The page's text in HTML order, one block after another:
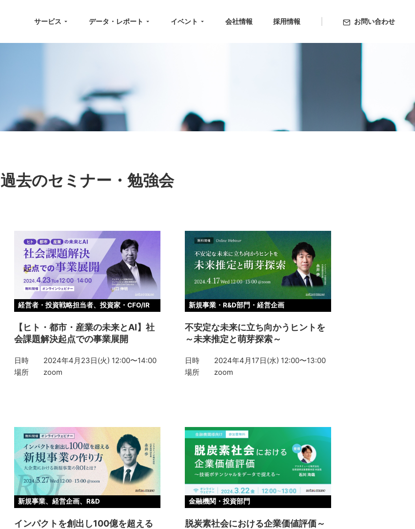
サービス データ・レポート イベント 会社情報 採用情報 お問い合わせ
過去のセミナー・勉強会
経営者・投資戦略担当者、投資家・CFO/IR
【ヒト・都市・産業の未来とAI】社
会課題解決起点での事業展開
日時
2024年4月23日(火) 12:00〜14:00
場所
zoom
新規事業・R&D部門・経営企画
不安定な未来に立ち向かうヒントを
～未来推定と萌芽探索～
日時
2024年4月17日(水) 12:00〜13:00
場所
zoom
新規事業、経営企画、R&D
インパクトを創出し100億を超える
金融機関・投資部門
脱炭素社会における企業価値評価～